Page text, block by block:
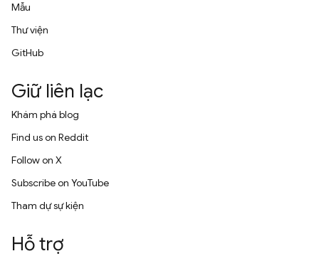
Mẫu
Thư viện
GitHub
Giữ liên lạc
Khám phá blog
Find us on Reddit
Follow on X
Subscribe on YouTube
Tham dự sự kiện
Hỗ trợ